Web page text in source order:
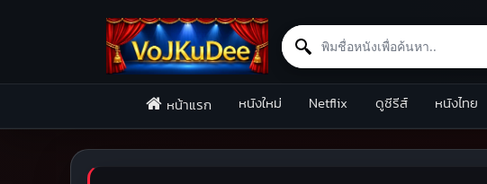
Search for:
หน้าแรก หนังใหม่ Netflix ดูซีรีส์ หนังไทย